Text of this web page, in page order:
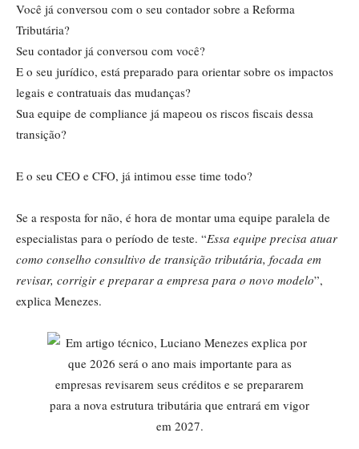
Você já conversou com o seu contador sobre a Reforma
Tributária?
Seu contador já conversou com você?
E o seu jurídico, está preparado para orientar sobre os impactos
legais e contratuais das mudanças?
Sua equipe de compliance já mapeou os riscos fiscais dessa
transição?
E o seu CEO e CFO, já intimou esse time todo?
Se a resposta for não, é hora de montar uma equipe paralela de
especialistas para o período de teste. “Essa equipe precisa atuar
como conselho consultivo de transição tributária, focada em
revisar, corrigir e preparar a empresa para o novo modelo”,
explica Menezes.